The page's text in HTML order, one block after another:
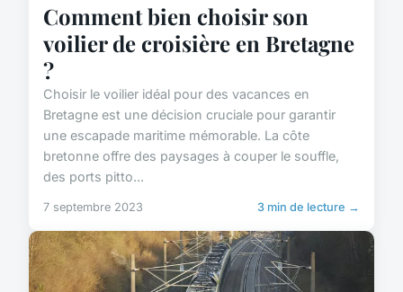
Comment bien choisir son
voilier de croisière en Bretagne
?
Choisir le voilier idéal pour des vacances en
Bretagne est une décision cruciale pour garantir
une escapade maritime mémorable. La côte
bretonne offre des paysages à couper le souffle,
des ports pitto...
7 septembre 2023 3 min de lecture →